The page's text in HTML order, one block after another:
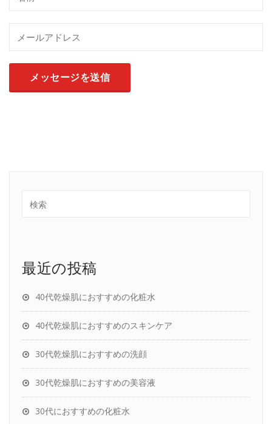
最近の投稿
40代乾燥肌におすすめの化粧水
40代乾燥肌におすすめのスキンケア
30代乾燥肌におすすめの洗顔
30代乾燥肌におすすめの美容液
30代におすすめの化粧水